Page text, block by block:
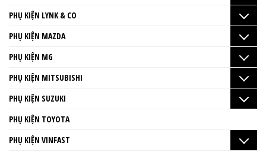
PHỤ KIỆN LYNK & CO
PHỤ KIỆN MAZDA
PHỤ KIỆN MG
PHỤ KIỆN MITSUBISHI
PHỤ KIỆN SUZUKI
PHỤ KIỆN TOYOTA
PHỤ KIỆN VINFAST